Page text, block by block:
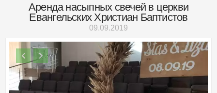
Аренда насыпных свечей в церкви
Евангельских Христиан Баптистов
09.09.2019